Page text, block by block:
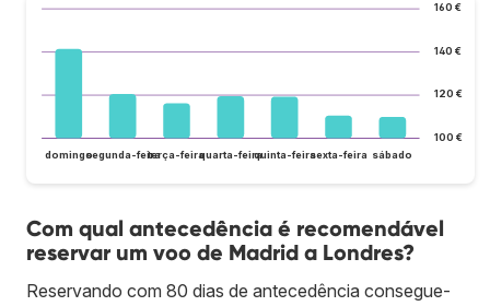
100 €
120 €
140 €
160 €
domingosegunda-feiraterça-feiraquarta-feiraquinta-feirasexta-feira sábado
Com qual antecedência é recomendável
reservar um voo de Madrid a Londres?
Reservando com 80 dias de antecedência consegue-